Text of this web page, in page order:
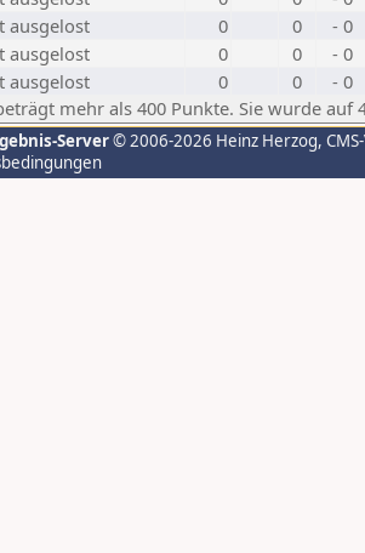
ausgelost 0 0
- 0
ausgelost 0 0
- 0
ausgelost 0 0
- 0
mehr als 400 Punkte. Sie wurde auf
Server© 2006-2026 Heinz Herzog,